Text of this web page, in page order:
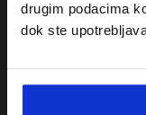
drugim podacima
dok ste